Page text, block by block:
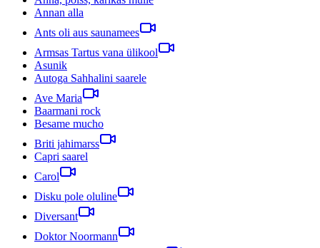
Annan alla
Ants oli aus saunamees
Armsas Tartus vana ülikool
Asunik
Autoga Sahhalini saarele
Ave Maria
Baarmani rock
Besame mucho
Briti jahimarss
Capri saarel
Carol
Disku pole oluline
Diversant
Doktor Noormann